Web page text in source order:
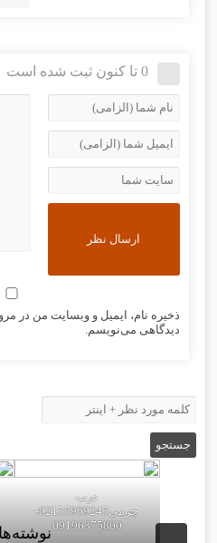
0 تا کنون ثبت شده است
ذخیره نام، ایمیل و وبسایت من در
دیدگاهی می‌نویسم.
درب
چرمی02155969245-
09196375800